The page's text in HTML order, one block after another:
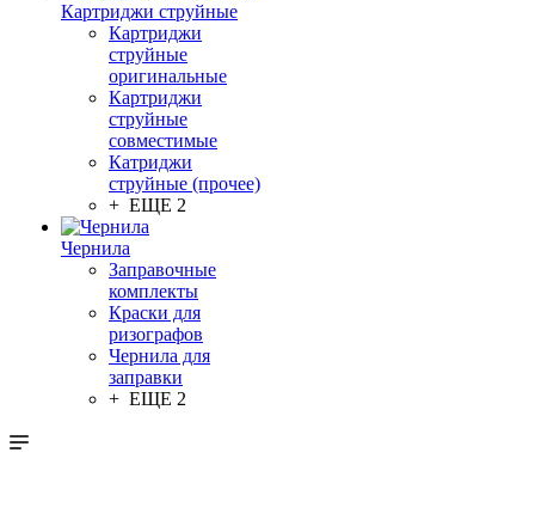
Картриджи струйные
Картриджи
струйные
оригинальные
Картриджи
струйные
совместимые
Катриджи
струйные (прочее)
+ ЕЩЕ 2
Чернила
Заправочные
комплекты
Краски для
ризографов
Чернила для
заправки
+ ЕЩЕ 2